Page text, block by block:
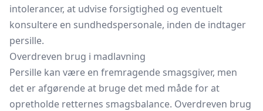
intolerancer, at udvise forsigtighed og eventuelt
konsultere en sundhedspersonale, inden de indtager
persille.
Overdreven brug i madlavning
Persille kan være en fremragende smagsgiver, men
det er afgørende at bruge det med måde for at
opretholde retternes smagsbalance. Overdreven brug